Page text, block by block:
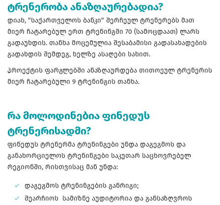
ტრენერობა ანაზღაურებადია?
დიახ, "საქართველოს ბანკი" შერჩეულ ტრენერებს მათ
მიერ ჩატარებულ ერთ ტრენინგში 70 (სამოცდაათ) ლარს
გადაუხდის. თანხა მოცემულია შესაბამისი გადასახადების
გადახდის შემდეგ, ხელზე ასაღები სახით.
პროექტის ფარგლებში ანაზღაურდება თითოეულ ტრენერის
მიერ ჩატარებული 9 ტრენინგის თანხა.
რა მოლოდინებია ფინედუს
ტრენერისადმი?
ფინედუს ტრენერმა ტრენინგები უნდა დაგეგმოს და
განახორციელოს ტრენინგები საკუთარ საცხოვრებელ
რეგიონში, რისთვისაც მან უნდა:
დაგეგმოს ტრენინგების განრიგი;
შეარჩიოს სამიზნე აუდიტორია და განსაზღვროს